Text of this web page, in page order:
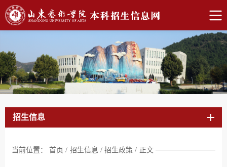
招生信息
当前位置： 首页 / 招生信息 / 招生政策 / 正文